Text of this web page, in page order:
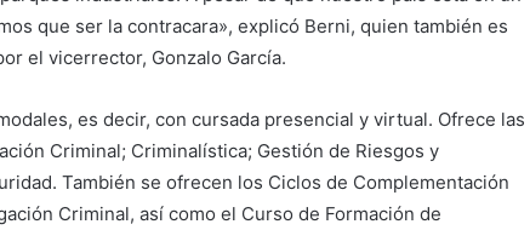
que ser la contracara», explicó Berni, quien también es
el vicerrector, Gonzalo García.
es decir, con cursada presencial y virtual. Ofrece las
Criminal; Criminalística; Gestión de Riesgos y
También se ofrecen los Ciclos de Complementación
Criminal, así como el Curso de Formación de